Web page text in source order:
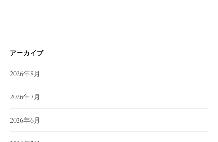
アーカイブ
2026年8月
2026年7月
2026年6月